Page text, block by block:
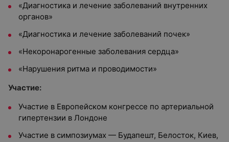
«Диагностика и лечение заболеваний внутренних
органов»
«Диагностика и лечение заболеваний почек»
«Некоронарогенные заболевания сердца»
«Нарушения ритма и проводимости»
Участие:
Участие в Европейском конгрессе по артериальной
гипертензии в Лондоне
Участие в симпозиумах — Будапешт, Белосток, Киев,